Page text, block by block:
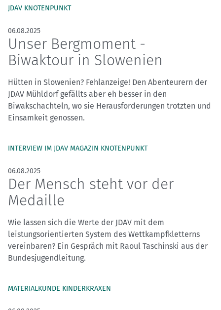
JDAV KNOTENPUNKT
06.08.2025
Unser Bergmoment -
Biwaktour in Slowenien
Hütten in Slowenien? Fehlanzeige! Den Abenteurern der
JDAV Mühldorf gefällts aber eh besser in den
Biwakschachteln, wo sie Herausforderungen trotzten und
Einsamkeit genossen.
INTERVIEW IM JDAV MAGAZIN KNOTENPUNKT
06.08.2025
Der Mensch steht vor der
Medaille
Wie lassen sich die Werte der JDAV mit dem
leistungsorientierten System des Wettkampfkletterns
vereinbaren? Ein Gespräch mit Raoul Taschinski aus der
Bundesjugendleitung.
MATERIALKUNDE KINDERKRAXEN